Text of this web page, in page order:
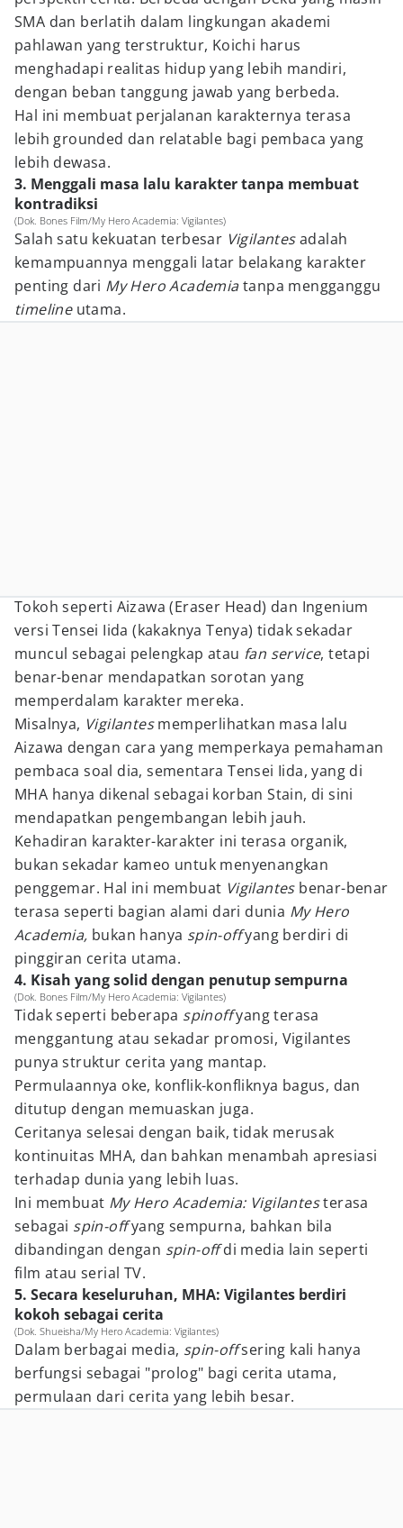
SMA dan berlatih dalam lingkungan akademi
pahlawan yang terstruktur, Koichi harus
menghadapi realitas hidup yang lebih mandiri,
dengan beban tanggung jawab yang berbeda.
Hal ini membuat perjalanan karakternya terasa
lebih grounded dan relatable bagi pembaca yang
lebih dewasa.
3. Menggali masa lalu karakter tanpa membuat
kontradiksi
(Dok. Bones Film/My Hero Academia: Vigilantes)
Salah satu kekuatan terbesar Vigilantesadalah
kemampuannya menggali latar belakang karakter
penting dari My Hero Academiatanpa mengganggu
timelineutama.
Tokoh seperti Aizawa (Eraser Head) dan Ingenium
versi Tensei Iida (kakaknya Tenya) tidak sekadar
muncul sebagai pelengkap atau fan service, tetapi
benar-benar mendapatkan sorotan yang
memperdalam karakter mereka.
Misalnya, Vigilantesmemperlihatkan masa lalu
Aizawa dengan cara yang memperkaya pemahaman
pembaca soal dia, sementara Tensei Iida, yang di
MHA hanya dikenal sebagai korban Stain, di sini
mendapatkan pengembangan lebih jauh.
Kehadiran karakter-karakter ini terasa organik,
bukan sekadar kameo untuk menyenangkan
penggemar. Hal ini membuat Vigilantesbenar-benar
terasa seperti bagian alami dari dunia My Hero
Academia, bukan hanya spin-offyang berdiri di
pinggiran cerita utama.
4. Kisah yang solid dengan penutup sempurna
(Dok. Bones Film/My Hero Academia: Vigilantes)
Tidak seperti beberapa spinoffyang terasa
menggantung atau sekadar promosi, Vigilantes
punya struktur cerita yang mantap.
Permulaannya oke, konflik-konfliknya bagus, dan
ditutup dengan memuaskan juga.
Ceritanya selesai dengan baik, tidak merusak
kontinuitas MHA, dan bahkan menambah apresiasi
terhadap dunia yang lebih luas.
Ini membuat My Hero Academia: Vigilantesterasa
sebagai spin-offyang sempurna, bahkan bila
dibandingan dengan spin-offdi media lain seperti
film atau serial TV.
5. Secara keseluruhan, MHA: Vigilantes berdiri
kokoh sebagai cerita
(Dok. Shueisha/My Hero Academia: Vigilantes)
Dalam berbagai media, spin-offsering kali hanya
berfungsi sebagai "prolog" bagi cerita utama,
permulaan dari cerita yang lebih besar.